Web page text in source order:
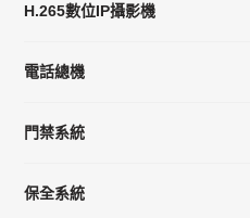
H.265數位IP攝影機
電話總機
門禁系統
保全系統